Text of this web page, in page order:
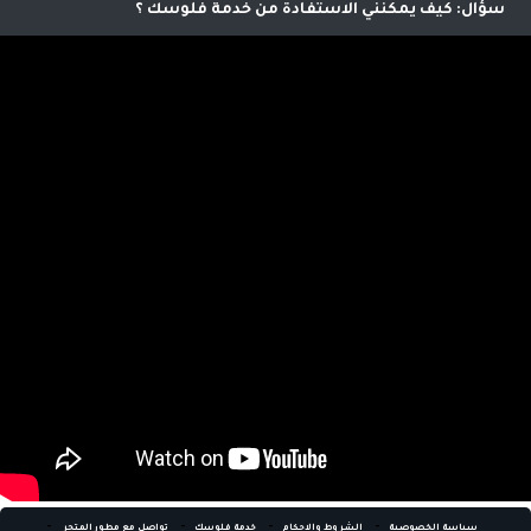
للموقع لنتمكن من معرفة اصدقائك ومعارفك واحتساب عمولة على
كيف يمكنني الاستفادة من خدمة فلوسك
سياسة الخصوصية - الشروط والاحكام - خدمة فلوسك - تواصل مع مطور المتجر -